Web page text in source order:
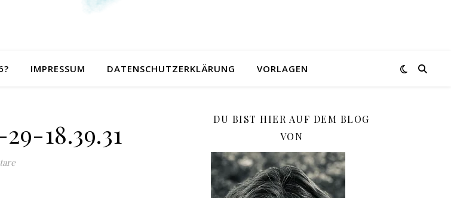
IMPRESSUM DATENSCHUTZERKLÄRUNG VORLAGEN
18.39.31
DU BIST HIER AUF DEM BLOG
VON